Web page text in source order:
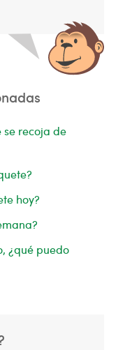
se recoja de
hoy?
¿qué puedo